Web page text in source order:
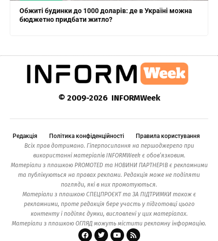
Обжиті будинки до 1000 доларів: де в Україні можна
бюджетно придбати житло?
© 2009-2026 INFORMWeek
Редакція Політика конфіденційності
Правила користування
Всіх прав дотримано. Гіперпосилання на першоджерело при
використанні матеріалів INFORMWeek є обов’язковим.
Матеріали з плашкою PROMOTED та НОВИНИ ПАРТНЕРІВ є рекламними
та публікуються на правах реклами. Редакція може не поділяти
погляди, які в них промотуються.
Матеріали з плашкою СПЕЦПРОЄКТ та ЗА ПІДТРИМКИ також є
рекламними, проте редакція бере участь у підготовці цього
контенту і поділяє думки, висловлені у цих матеріалах.
Матеріали з плашкою ОГЛЯД можуть містити рекламну інформацію.